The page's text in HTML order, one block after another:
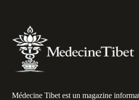
Médecine Tibet est un magazine